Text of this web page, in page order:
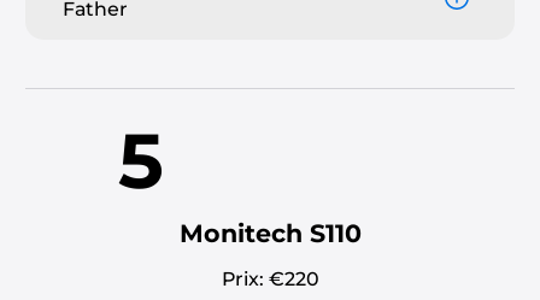
Father
5
Monitech S110
Prix: €220